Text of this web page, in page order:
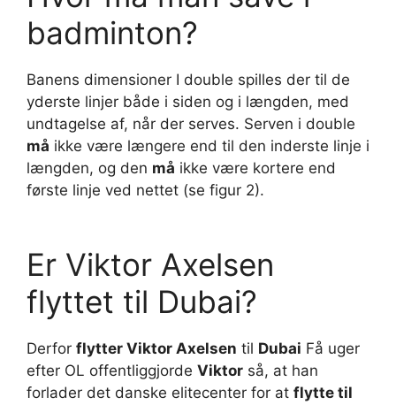
badminton?
Banens dimensioner I double spilles der til de
yderste linjer både i siden og i længden, med
undtagelse af, når der serves. Serven i double
må ikke være længere end til den inderste linje i
længden, og den må ikke være kortere end
første linje ved nettet (se figur 2).
Er Viktor Axelsen
flyttet til Dubai?
Derfor flytter Viktor Axelsen til Dubai Få uger
efter OL offentliggjorde Viktor så, at han
forlader det danske elitecenter for at flytte til